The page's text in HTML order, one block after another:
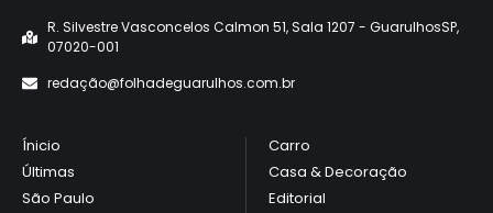
R. Silvestre Vasconcelos Calmon 51, Sala 1207 - GuarulhosSP,
07020-001
redação@folhadeguarulhos.com.br
Ínicio
Últimas
São Paulo
Carro
Casa & Decoração
Editorial